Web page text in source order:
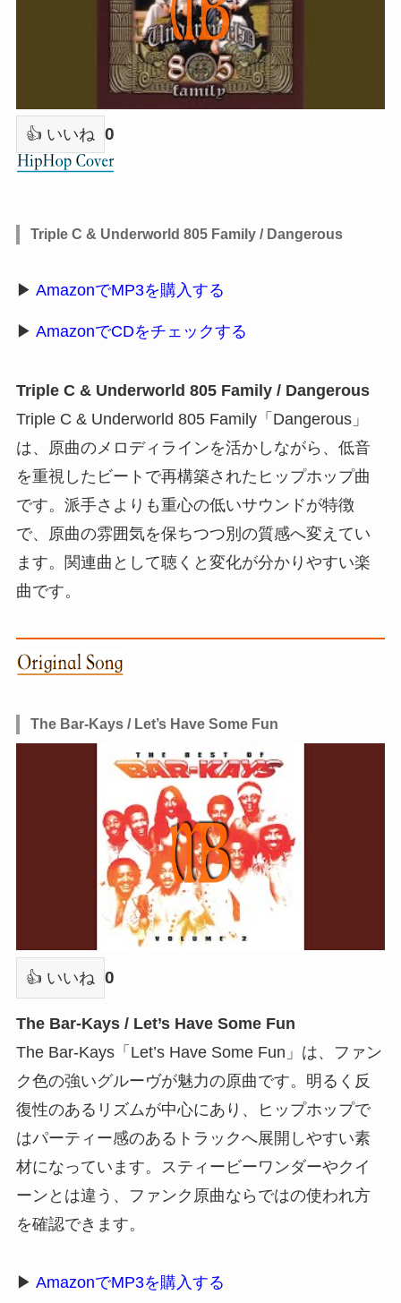
👍 いいね 0
Triple C & Underworld 805 Family / Dangerous
▶ AmazonでMP3を購入する
▶ AmazonでCDをチェックする
Triple C & Underworld 805 Family / Dangerous
Triple C & Underworld 805 Family「Dangerous」
は、原曲のメロディラインを活かしながら、低音
を重視したビートで再構築されたヒップホップ曲
です。派手さよりも重心の低いサウンドが特徴
で、原曲の雰囲気を保ちつつ別の質感へ変えてい
ます。関連曲として聴くと変化が分かりやすい楽
曲です。
The Bar-Kays / Let’s Have Some Fun
👍 いいね 0
The Bar-Kays / Let’s Have Some Fun
The Bar-Kays「Let’s Have Some Fun」は、ファン
ク色の強いグルーヴが魅力の原曲です。明るく反
復性のあるリズムが中心にあり、ヒップホップで
はパーティー感のあるトラックへ展開しやすい素
材になっています。スティービーワンダーやクイ
ーンとは違う、ファンク原曲ならではの使われ方
を確認できます。
▶ AmazonでMP3を購入する